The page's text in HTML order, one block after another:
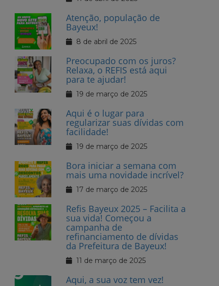
Atenção, população de
Bayeux!
8 de abril de 2025
Preocupado com os juros?
Relaxa, o REFIS está aqui
para te ajudar!
19 de março de 2025
Aqui é o lugar para
regularizar suas dívidas com
facilidade!
19 de março de 2025
Bora iniciar a semana com
mais uma novidade incrível?
17 de março de 2025
Refis Bayeux 2025 – Facilita a
sua vida! Começou a
campanha de
refinanciamento de dívidas
da Prefeitura de Bayeux!
11 de março de 2025
Aqui, a sua voz tem vez!